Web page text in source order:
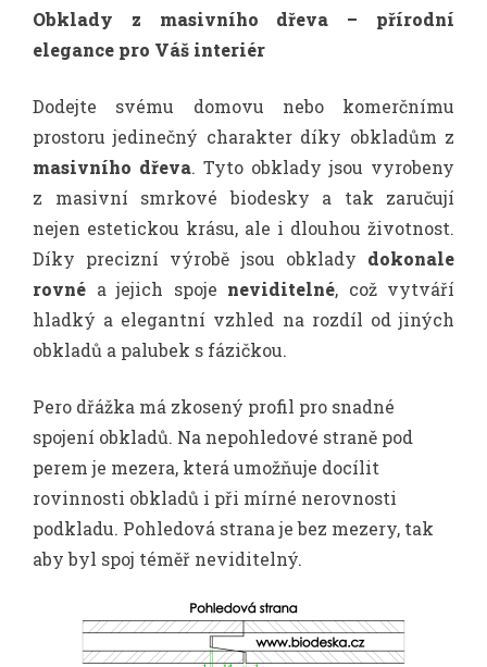
Obklady z masivního dřeva – přírodní
elegance pro Váš interiér
Dodejte svému domovu nebo komerčnímu
prostoru jedinečný charakter díky obkladům z
masivního dřeva. Tyto obklady jsou vyrobeny
z masivní smrkové biodesky a tak zaručují
nejen estetickou krásu, ale i dlouhou životnost.
Díky precizní výrobě jsou obklady dokonale
rovné a jejich spoje neviditelné, což vytváří
hladký a elegantní vzhled na rozdíl od jiných
obkladů a palubek s fázičkou.
Pero dřážka má zkosený profil pro snadné
spojení obkladů. Na nepohledové straně pod
perem je mezera, která umožňuje docílit
rovinnosti obkladů i při mírné nerovnosti
podkladu. Pohledová strana je bez mezery, tak
aby byl spoj téměř neviditelný.